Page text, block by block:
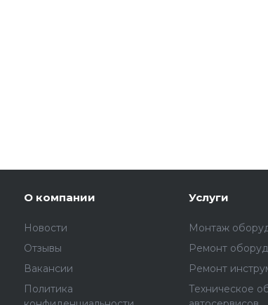
О компании
Новости
Отзывы
Вакансии
Политика
Услуги
Монтаж
Ремонт
Ремонт
Техническое